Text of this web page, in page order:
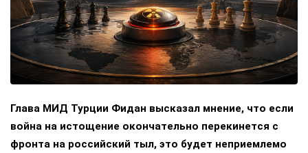
Глава МИД Турции Фидан высказал мнение, что если
война на истощение окончательно перекинется с
фронта на российский тыл, это будет неприемлемо